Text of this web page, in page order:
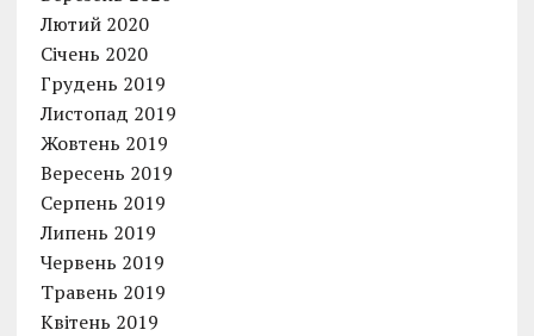
Лютий 2020
Січень 2020
Грудень 2019
Листопад 2019
Жовтень 2019
Вересень 2019
Серпень 2019
Липень 2019
Червень 2019
Травень 2019
Квітень 2019